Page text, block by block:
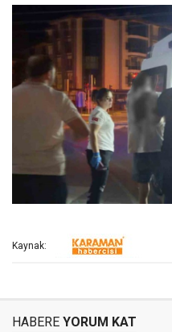
Kaynak:
HABERE YORUM KAT